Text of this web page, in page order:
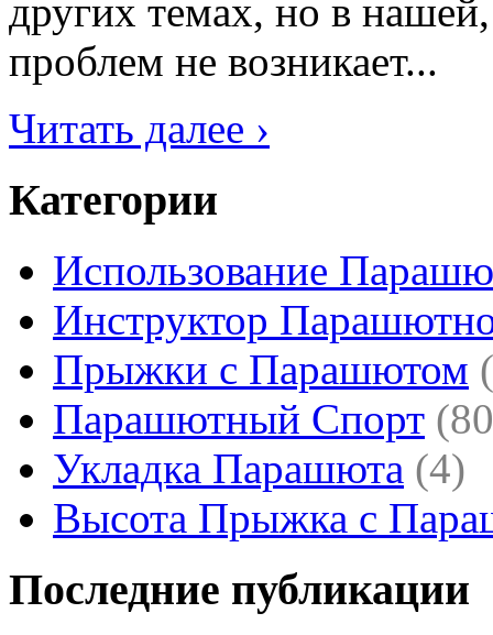
других темах, но в
проблем не возникает...
Читать далее ›
Категории
Использование
Инструктор
Прыжки с Парашютом
Парашютный Спорт
Укладка Парашюта (4)
Высота Прыжка с
Последние публикации